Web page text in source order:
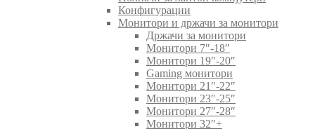
Конфигурации
Монитори и држачи за монитори
Држачи за монитори
Монитори 7″-18″
Монитори 19″-20″
Gaming монитори
Монитори 21″-22″
Монитори 23″-25″
Монитори 27″-28″
Монитори 32″+